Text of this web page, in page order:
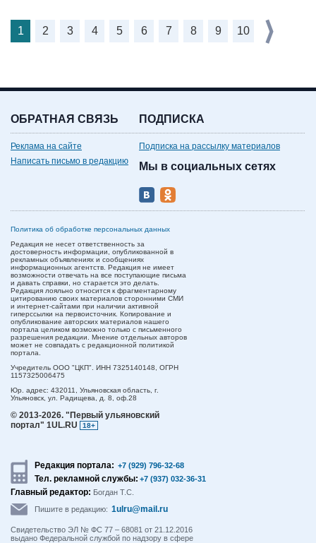
1 2 3 4 5 6 7 8 9 10
ОБРАТНАЯ СВЯЗЬ
Реклама на сайте
Написать письмо в редакцию
ПОДПИСКА
Подписка на рассылку материалов
Мы в социальных сетях
Политика об обработке персональных данных
Редакция не несет ответственность за
достоверность информации, опубликованной в
рекламных объявлениях и сообщениях
информационных агентств. Редакция не имеет
возможности отвечать на все поступающие письма
и давать справки, но старается это делать.
Редакция лояльно относится к фрагментарному
цитированию своих материалов сторонними СМИ
и интернет-сайтами при наличии активной
гиперссылки на первоисточник. Копирование и
опубликование авторских материалов нашего
портала целиком возможно только с письменного
разрешения редакции. Мнение отдельных авторов
может не совпадать с редакционной политикой
портала.
Учредитель ООО "ЦКП". ИНН 7325140148, ОГРН
1157325006475
Юр. адрес: 432011, Ульяновская область, г.
Ульяновск, ул. Радищева, д. 8, оф.28
© 2013-2026. "Первый ульяновский
портал" 1UL.RU
18+
Редакция портала: +7 (929) 796-32-68
Тел. рекламной службы: +7 (937) 032-36-31
Главный редактор: Богдан Т.С.
Пишите в редакцию: 1ulru@mail.ru
Свидетельство ЭЛ № ФС 77 – 68081 от 21.12.2016
выдано Федеральной службой по надзору в сфере